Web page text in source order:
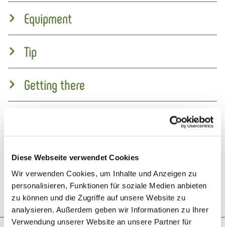
Diese Webseite verwendet Cookies
Wir verwenden Cookies, um Inhalte und Anzeigen zu
personalisieren, Funktionen für soziale Medien anbieten
zu können und die Zugriffe auf unsere Website zu
analysieren. Außerdem geben wir Informationen zu Ihrer
Verwendung unserer Website an unsere Partner für
Equipment
Tip
Getting there
Public transit
Literature